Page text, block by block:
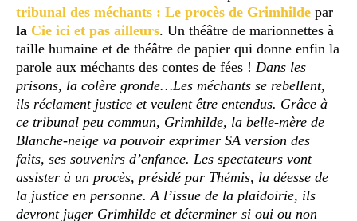
tribunal des méchants : Le procès de Grimhilde par
la Cie ici et pas ailleurs. Un théâtre de marionnettes à
taille humaine et de théâtre de papier qui donne enfin la
parole aux méchants des contes de fées ! Dans les
prisons, la colère gronde…Les méchants se rebellent,
ils réclament justice et veulent être entendus. Grâce à
ce tribunal peu commun, Grimhilde, la belle-mère de
Blanche-neige va pouvoir exprimer SA version des
faits, ses souvenirs d’enfance. Les spectateurs vont
assister à un procès, présidé par Thémis, la déesse de
la justice en personne. A l’issue de la plaidoirie, ils
devront juger Grimhilde et déterminer si oui ou non